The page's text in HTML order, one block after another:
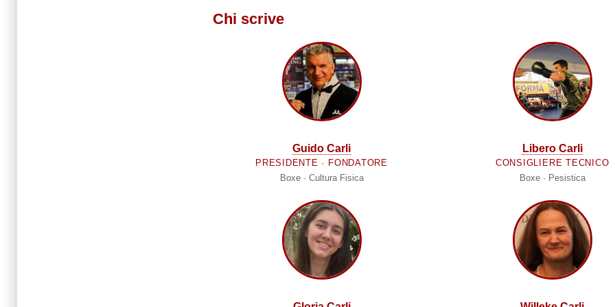
Chi scrive
Guido Carli
PRESIDENTE · FONDATORE
Boxe · Cultura Fisica
Libero Carli
CONSIGLIERE TECNICO
Boxe · Pesistica